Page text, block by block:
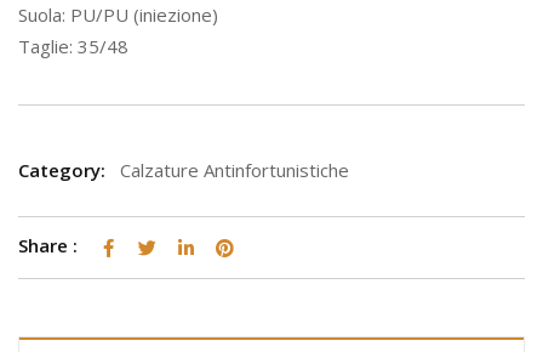
Suola: PU/PU (iniezione)
Taglie: 35/48
Category: Calzature Antinfortunistiche
Share :